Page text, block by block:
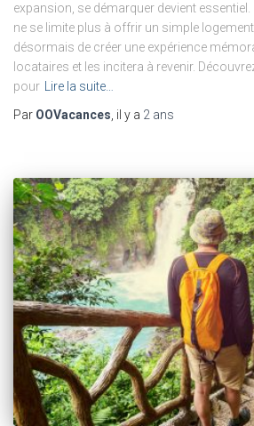
expansion, se démarquer devient
ne se limite plus à offrir un simple
désormais de créer une expérience
locataires et les incitera à revenir.
pour Lire la suite…
Par OOVacances, il y a 2 ans